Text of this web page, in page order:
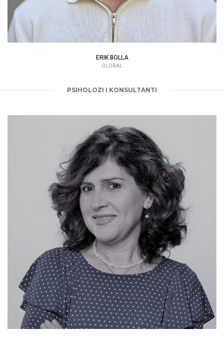
ERIK BOLLA
GLOBAL
PSIHOLOZI I KONSULTANTI
MIRELA BREGU
|